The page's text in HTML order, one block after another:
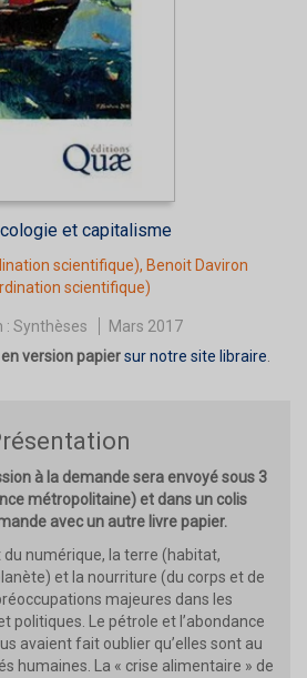
et capitalisme
scientifique), Benoit Daviron
scientifique)
: Synthèses
Mars 2017
version papiersur notre site libraire.
à la demande sera envoyé sous 3
métropolitaine) et dans un colis
avec un autre livre papier.
du numérique, la terre (habitat,
et la nourriture (du corps et de
majeures dans les
politiques. Le pétrole et l’abondance
avaient fait oublier qu’elles sont au
humaines. La « crise alimentaire » de